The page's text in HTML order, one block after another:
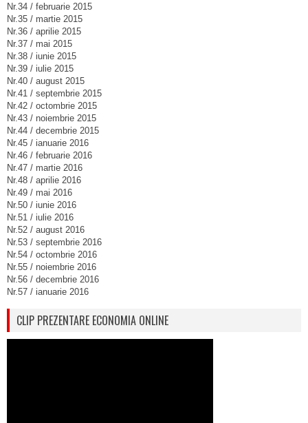
Nr.34 / februarie 2015
Nr.35 / martie 2015
Nr.36 / aprilie 2015
Nr.37 / mai 2015
Nr.38 / iunie 2015
Nr.39 / iulie 2015
Nr.40 / august 2015
Nr.41 / septembrie 2015
Nr.42 / octombrie 2015
Nr.43 / noiembrie 2015
Nr.44 / decembrie 2015
Nr.45 / ianuarie 2016
Nr.46 / februarie 2016
Nr.47 / martie 2016
Nr.48 / aprilie 2016
Nr.49 / mai 2016
Nr.50 / iunie 2016
Nr.51 / iulie 2016
Nr.52 / august 2016
Nr.53 / septembrie 2016
Nr.54 / octombrie 2016
Nr.55 / noiembrie 2016
Nr.56 / decembrie 2016
Nr.57 / ianuarie 2016
CLIP PREZENTARE ECONOMIA ONLINE